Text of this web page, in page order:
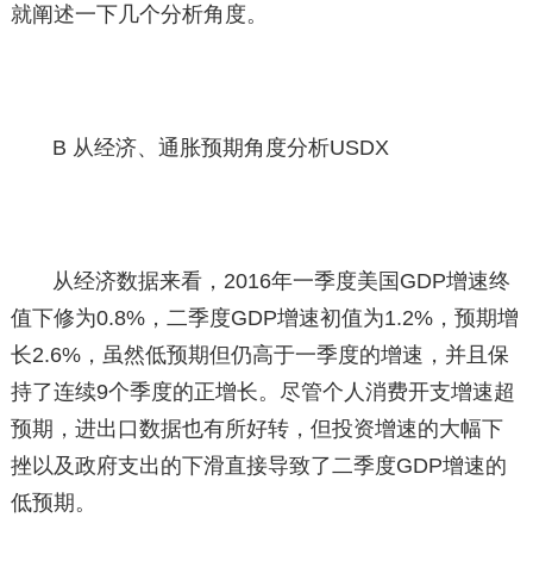
就阐述一下几个分析角度。
B 从经济、通胀预期角度分析USDX
从经济数据来看，2016年一季度美国GDP增速终
值下修为0.8%，二季度GDP增速初值为1.2%，预期增
长2.6%，虽然低预期但仍高于一季度的增速，并且保
持了连续9个季度的正增长。尽管个人消费开支增速超
预期，进出口数据也有所好转，但投资增速的大幅下
挫以及政府支出的下滑直接导致了二季度GDP增速的
低预期。